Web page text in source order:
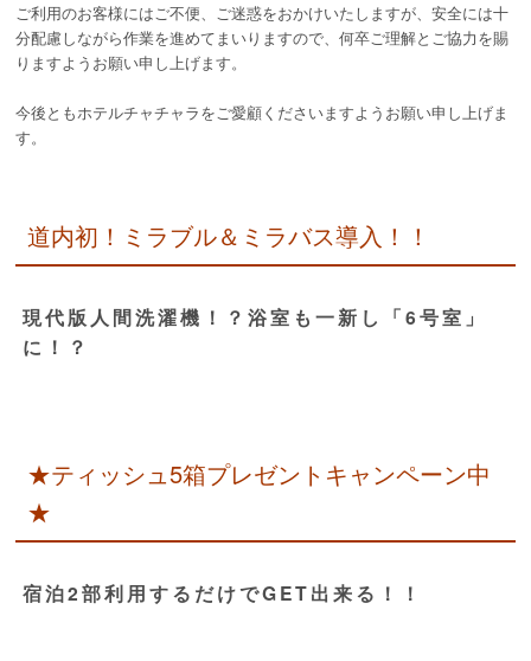
ご利用のお客様にはご不便、ご迷惑をおかけいたしますが、安全には十
分配慮しながら作業を進めてまいりますので、何卒ご理解とご協力を賜
りますようお願い申し上げます。
今後ともホテルチャチャラをご愛顧くださいますようお願い申し上げま
す。
道内初！ミラブル＆ミラバス導入！！
現代版人間洗濯機！？浴室も一新し「6号室」
に！？
★ティッシュ5箱プレゼントキャンペーン中
★
宿泊2部利用するだけでGET出来る！！